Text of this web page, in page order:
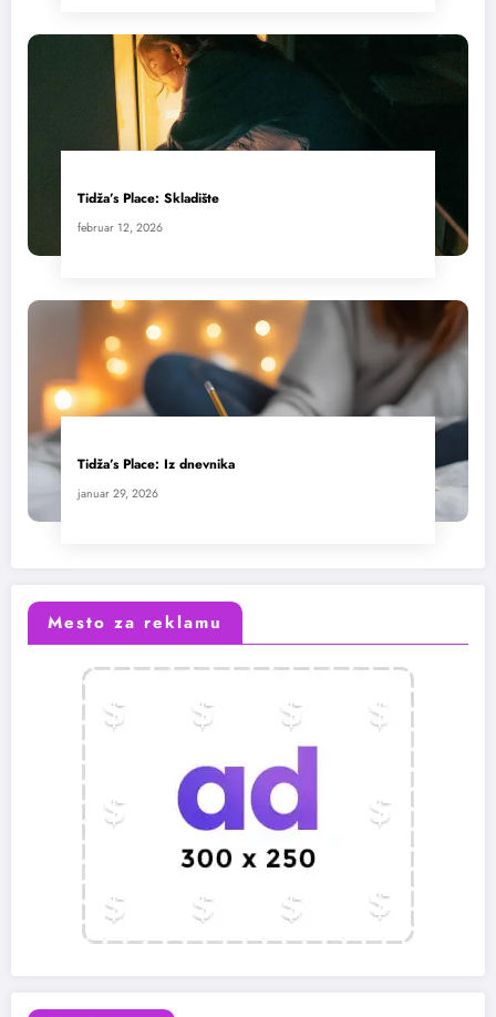
Tidža’s Place: Skladište
februar 12, 2026
Tidža’s Place: Iz dnevnika
januar 29, 2026
Mesto za reklamu